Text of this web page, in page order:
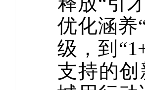
优化涵养
级，到
支持的